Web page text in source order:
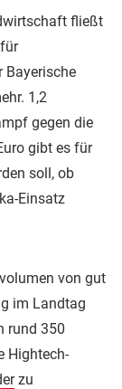
fließt
Bayerische
1,2
gegen die
gibt es für
soll, ob
Einsatz
von gut
im Landtag
rund 350
Hightech-
zu